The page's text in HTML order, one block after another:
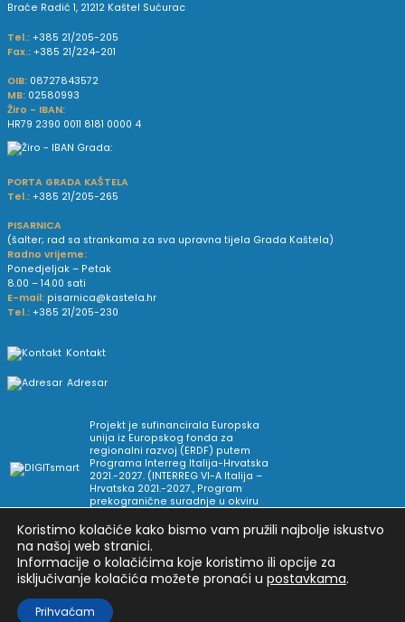
Braće Radić 1, 21212 Kaštel Sućurac
Tel.: +385 21/205-205
Fax.: +385 21/224-201
OIB: 08727843572
MB: 02580993
Žiro - IBAN:
HR79 2390 0011 8181 0000 4
PORTA GRADA KAŠTELA
Tel.: +385 21/205-265
PISARNICA
(šalter; rad sa strankama za sva upravna tijela Grada Kaštela)
Radno vrijeme:
Ponedjeljak – Petak
8.00 – 14.00 sati
E-mail: pisarnica@kastela.hr
Tel.: +385 21/205-230
Kontakt
Adresar
Projekt je sufinancirala Europska
unija iz Europskog fonda za
regionalni razvoj (ERDF) putem
Programa Interreg Italija-Hrvatska
2021.-2027. (INTERREG VI-A Italija –
Hrvatska 2021.-2027., Program
prekogranične suradnje u okviru
Arhiva novosti Uvjeti korištenja Impressum
Pravne informacije i pravila privatnosti
Koristimo kolačiće kako bismo vam pružili najbolje iskustvo
na našoj web stranici.
Informacije o kolačićima koje koristimo ili opcije za
isključivanje kolačića možete pronaći u postavkama.
Prihvaćam